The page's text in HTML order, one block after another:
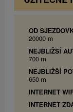
OD
20000 m
NEJBLIŽŠÍ
700 m
NEJBLIŽŠÍ
650 m
INTERNET
INTERNET